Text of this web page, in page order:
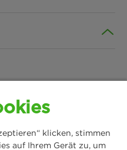
klicken, stimmen
auf Ihrem Gerät zu, um